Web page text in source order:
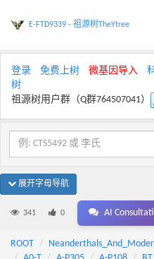
E-FTD9339 - 祖源树TheYtree
登录 免费上树 微基因导入
树
祖源树用户群（Q群764507041）
展开字母导航
341 0 AI
ROOT